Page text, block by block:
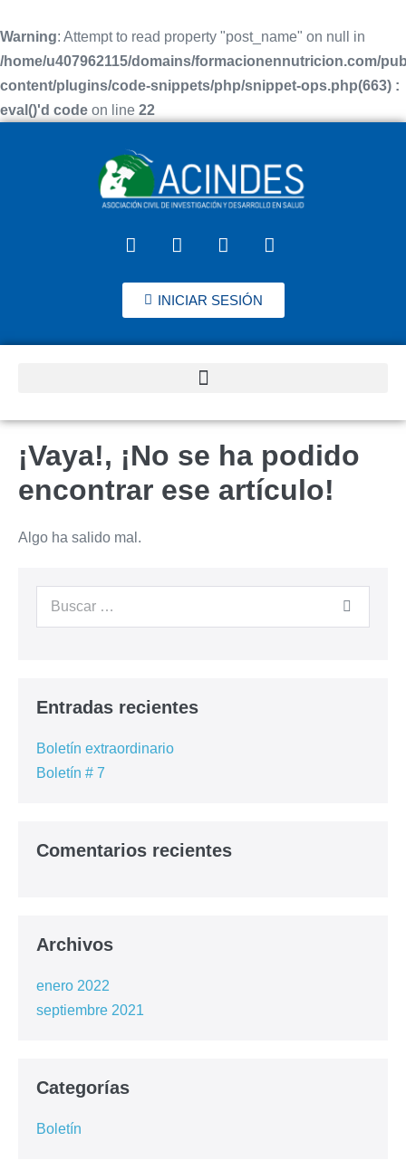
Warning: Attempt to read property "post_name" on null in
/home/u407962115/domains/formacionennutricion.com/
content/plugins/code-snippets/php/snippet-ops.php(663) :
eval()'d code on line 22
INICIAR SESIÓN
¡Vaya!, ¡No se ha podido
encontrar ese artículo!
Algo ha salido mal.
Entradas recientes
Boletín extraordinario
Boletín # 7
Comentarios recientes
Archivos
enero 2022
septiembre 2021
Categorías
Boletín